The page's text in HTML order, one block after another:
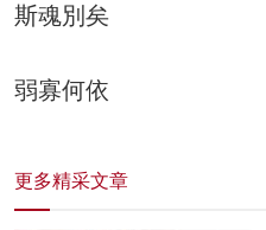
斯魂別矣
弱寡何依
更多精采文章